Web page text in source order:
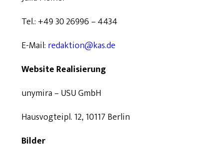
Tel.: +49 30 26996 – 4434
E-Mail: redaktion@kas.de
Website Realisierung
unymira – USU GmbH
Hausvogteipl. 12, 10117 Berlin
Bilder